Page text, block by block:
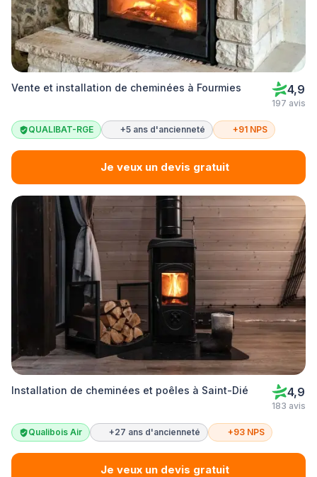
Vente et installation de cheminées à Fourmies 4,9
197 avis
QUALIBAT-RGE +5 ans d'ancienneté +91 NPS
Je veux un devis gratuit
Installation de cheminées et poêles à Saint-Dié 4,9
183 avis
Qualibois Air +27 ans d'ancienneté +93 NPS
Je veux un devis gratuit